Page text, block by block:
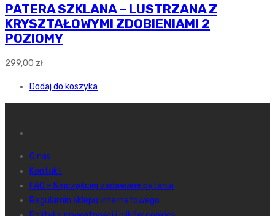
PATERA SZKLANA – LUSTRZANA Z
KRYSZTAŁOWYMI ZDOBIENIAMI 2
POZIOMY
299,00 zł
Dodaj do koszyka
O nas
Kontakt
FAQ – Najczęściej zadawane pytania
Regulamin sklepu internetowego